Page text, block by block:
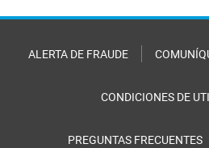
ALERTA DE FRAUDE
CONDICIONES DE
PREGUNTAS FRECUENTES